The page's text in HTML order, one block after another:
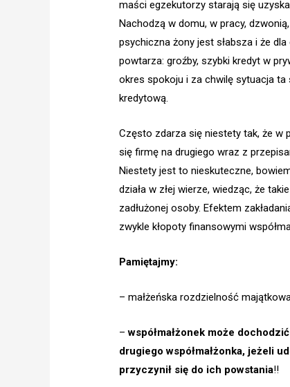
maści egzekutorzy starają się
Nachodzą w domu, w pracy,
psychiczna żony jest słabsza i że
powtarza: groźby, szybki kredyt w
okres spokoju i za chwilę sytuacja
kredytową.
Często zdarza się niestety tak, że w
się firmę na drugiego wraz z
Niestety jest to nieskuteczne,
działa w złej wierze, wiedząc, że
zadłużonej osoby. Efektem
zwykle kłopoty finansowymi
Pamiętajmy:
– małżeńska rozdzielność
–współmałżonek może
drugiego współmałżonka, jeżeli
przyczynił się do ich powstania!!